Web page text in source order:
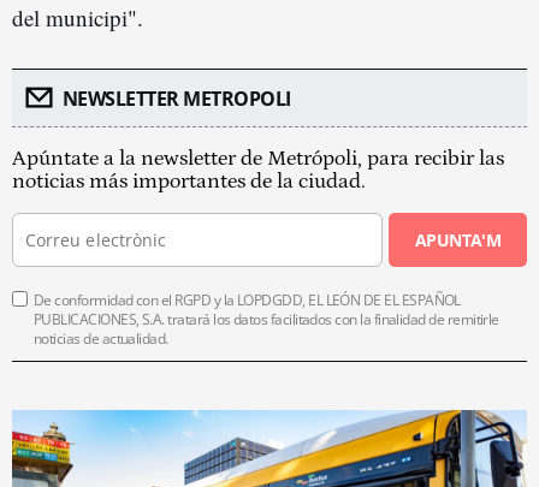
del municipi".
NEWSLETTER METROPOLI
Apúntate a la newsletter de Metrópoli, para recibir las
noticias más importantes de la ciudad.
APUNTA'M
De conformidad con el RGPD y la LOPDGDD, EL LEÓN DE EL ESPAÑOL
PUBLICACIONES, S.A. tratará los datos facilitados con la finalidad de remitirle
noticias de actualidad.